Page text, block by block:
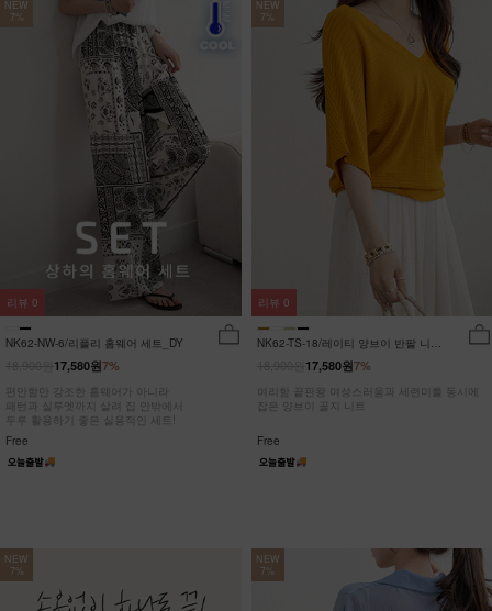
NEW
7%
NK62-NW-6/리플리 홈웨어 세트_DY
7%
17,580원
편안함만 강조한 홈웨어가 아니라
패턴과 실루엣까지 살려 집 안밖에서
두루 활용하기 좋은 실용적인 세트!
Free
리뷰 0
NEW
7%
NK62-TS-18/레이티 양브이 반팔 니트
7%
17,580원
여리함 끝판왕 여성스러움과 세련미를 동시에
잡은 양브이 골지 니트
Free
리뷰 0
NEW
7%
NEW
7%